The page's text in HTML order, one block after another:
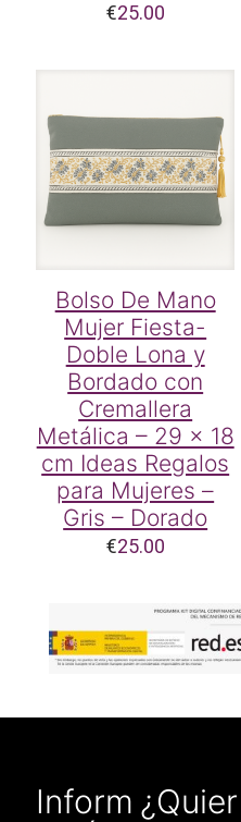
€25.00
Bolso De Mano
Mujer Fiesta-
Doble Lona y
Bordado con
Cremallera
Metálica – 29 x 18
cm Ideas Regalos
para Mujeres –
Gris – Dorado
€25.00
Inform ¿Quier